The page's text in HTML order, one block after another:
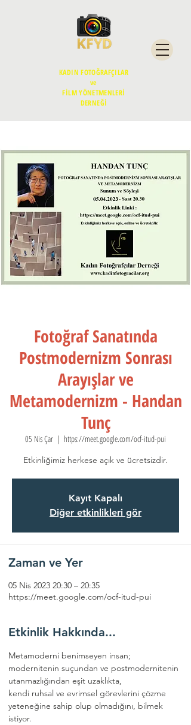
KADIN FOTOĞRAFÇILAR
ve
FİLM YÖNETMENLERİ
DERNEĞİ
Fotoğraf Sanatında
Postmodernizm Sonrası
Arayışlar ve
Metamodernizm - Handan
Tunç
05 Nis Çar
  |
https://meet.google.com/ocf-itud-pui
Etkinliğimiz herkese açık ve ücretsizdir.
Kayıt Kapalı
Diğer etkinlikleri gör
Zaman ve Yer
05 Nis 2023 20:30 – 20:35
https://meet.google.com/ocf-itud-pui
Etkinlik Hakkında...
Metamoderni benimseyen insan;
modernitenin suçundan ve postmodernitenin
utanmazlığından eşit uzaklıkta,
kendi ruhsal ve evrimsel görevlerini çözme
yeteneğine sahip olup olmadığını, bilmek
istiyor.